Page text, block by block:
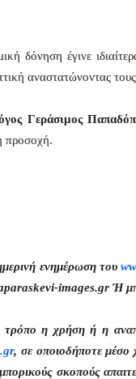
δόνηση έγινε
αναστατώνοντας
Γεράσιμος
προσοχή.
ενημέρωση του
images.gr Ή
τρόπο η χρήση ή η
, σε οποιοδήποτε
σκοπούς